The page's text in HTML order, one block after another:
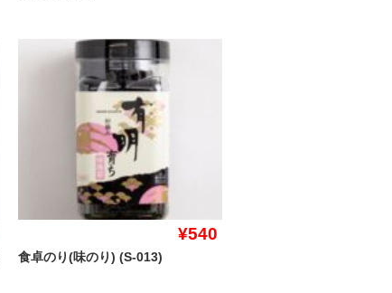
¥540
食卓のり(味のり) (S-013)